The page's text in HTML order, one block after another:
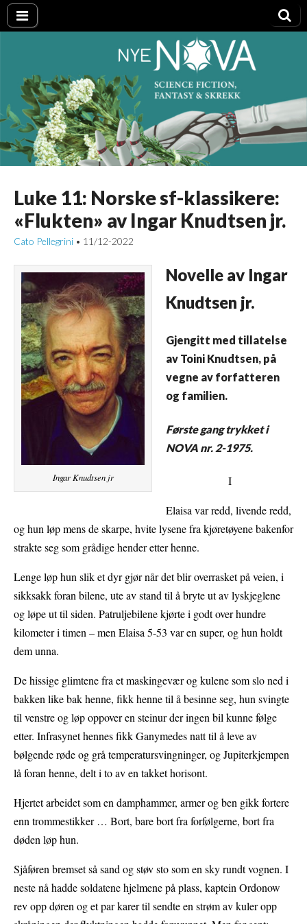
Nye NOVA
Luke 11: Norske sf-klassikere:
«Flukten» av Ingar Knudtsen jr.
Cato Pellegrini • 11/12-2022
Ingar Knudtsen jr
Novelle av Ingar
Knudtsen jr.
Gjengitt med tillatelse
av Toini Knudtsen, på
vegne av forfatteren
og familien.
Første gang trykket i
NOVA nr. 2-1975.
I
Elaisa var redd, livende redd,
og hun løp mens de skarpe, hvite lysene fra kjøretøyene bakenfor
strakte seg som grådige hender etter henne.
Lenge løp hun slik et dyr gjør når det blir overrasket på veien, i
sikksakk foran bilene, ute av stand til å bryte ut av lyskjeglene
og løpe ut til siden. Patruljebilene kjørte i godt over hundre
kilometer i timen – men Elaisa 5-53 var en super, og hun holdt
dem unna.
De hissige glimtene fra et maskingevær og kulene som slo ned i
bakken like bak henne, fikk henne til å besinne seg, hun svingte
til venstre og løp oppover en steinur der ingen bil kunne følge
etter. Infrasynet hennes fikk Ganymedes natt til å leve av
bølgende røde og grå temperatursvingninger, og Jupiterkjempen
lå foran henne, delt i to av en takket horisont.
Hjertet arbeidet som en damphammer, armer og ben gikk fortere
enn trommestikker … Bort, bare bort fra forfølgerne, bort fra
døden løp hun.
Sjåføren bremset så sand og støv sto som en sky rundt vognen. I
neste nå hadde soldatene hjelmene på plass, kaptein Ordonow
rev opp døren og et par karer til sendte en strøm av kuler opp